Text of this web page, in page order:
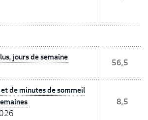
jours de semaine
56,5
de minutes de sommeil
8,5